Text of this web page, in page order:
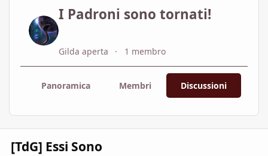
I Padroni sono tornati!
Gilda aperta 1 membro
Panoramica Membri Discussioni
[TdG] Essi Sono